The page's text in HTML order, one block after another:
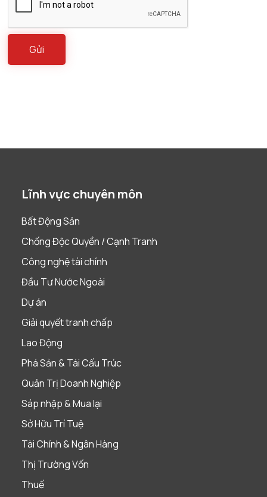
Lĩnh vực chuyên môn
Bất Động Sản
Chống Độc Quyền / Cạnh Tranh
Công nghệ tài chính
Đầu Tư Nước Ngoài
Dự án
Giải quyết tranh chấp
Lao Động
Phá Sản & Tái Cấu Trúc
Quản Trị Doanh Nghiệp
Sáp nhập & Mua lại
Sở Hữu Trí Tuệ
Tài Chính & Ngân Hàng
Thị Trường Vốn
Thuế